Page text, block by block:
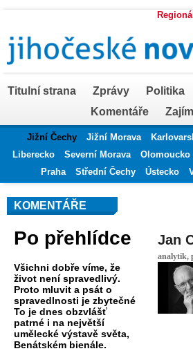
Titulní strana Zprávy Politika
Komentáře
Jižní Čechy Jižní Morava
Liberecko
Severní Morava Olomoucko
Praha
Střední Čechy Ústecko
KOMENTÁŘE
Jan
analytik,
Po přehlídce
Všichni dobře víme, že
život není spravedlivý.
Proto mluvit a psát o
spravedlnosti je zbytečné
To je dnes obzvlášť
patrné i na největší
umělecké výstavě světa,
Benátském bienále.